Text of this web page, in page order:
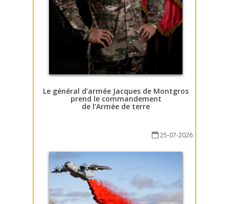
Le général d’armée Jacques de Montgros
prend le commandement
de l’Armée de terre
25-07-2026